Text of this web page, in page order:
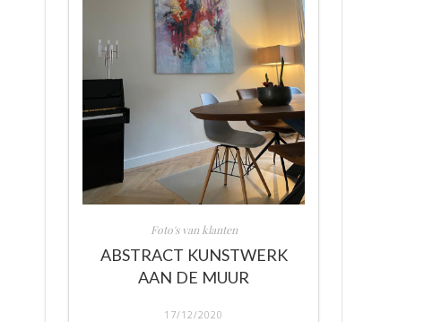
Foto's van klanten
ABSTRACT KUNSTWERK
AAN DE MUUR
17/12/2020